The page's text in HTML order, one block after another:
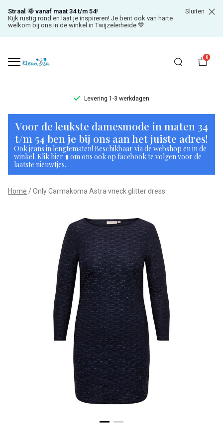
Straal 🌞 vanaf maat 34 t/m 54!
Kijk rustig rond en laat je inspireren! Je bent ook van harte
welkom bij ons in de winkel in Twijzelerheide 💙
Sluiten
0
Levering 1-3 werkdagen
Only
Carmakoma
Astra
vneck
glitter
Voor de leukste damesmode in maten 34
t/m 54 ben je bij ons aan het juiste adres!
Ook jeans in lengtematen! Beschikbaar via de webshop en in de
winkel. Klik hier ⬆️ om ons ook op facebook te volgen voor de
laatste nieuwtjes.
Home Only Carmakoma Astra vneck glitter dress